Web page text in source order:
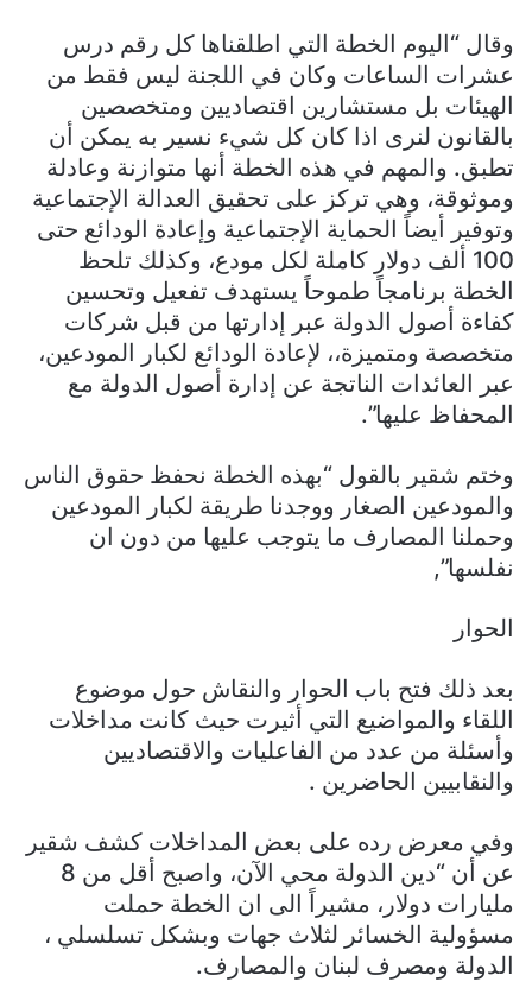
وقال “اليوم الخطة التي اطلقناها كل رقم درس
عشرات الساعات وكان في اللجنة ليس فقط من
الهيئات بل مستشارين اقتصاديين ومتخصصين
بالقانون لنرى اذا كان كل شيء نسير به يمكن أن
تطبق. والمهم في هذه الخطة أنها متوازنة وعادلة
وموثوقة، وهي تركز على تحقيق العدالة الإجتماعية
وتوفير أيضاً الحماية الإجتماعية وإعادة الودائع حتى
100 ألف دولار كاملة لكل مودع، وكذلك تلحظ
الخطة برنامجاً طموحاً يستهدف تفعيل وتحسين
كفاءة أصول الدولة عبر إدارتها من قبل شركات
متخصصة ومتميزة،، لإعادة الودائع لكبار المودعين،
عبر العائدات الناتجة عن إدارة أصول الدولة مع
المحفاظ عليها”.
وختم شقير بالقول “بهذه الخطة نحفظ حقوق الناس
والمودعين الصغار ووجدنا طريقة لكبار المودعين
وحملنا المصارف ما يتوجب عليها من دون ان
نفلسها”,
الحوار
بعد ذلك فتح باب الحوار والنقاش حول موضوع
اللقاء والمواضيع التي أثيرت حيث كانت مداخلات
وأسئلة من عدد من الفاعليات والاقتصاديين
والنقابيين الحاضرين .
وفي معرض رده على بعض المداخلات كشف شقير
عن أن “دين الدولة محي الآن، واصبح أقل من 8
مليارات دولار، مشيراً الى ان الخطة حملت
مسؤولية الخسائر لثلاث جهات وبشكل تسلسلي ،
الدولة ومصرف لبنان والمصارف.